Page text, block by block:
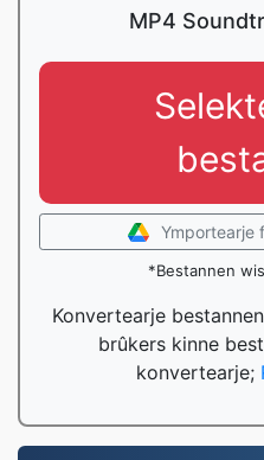
MP4
Ymportearje
*Bestannen
Konvertearje
brûkers kinne
konvertearje;